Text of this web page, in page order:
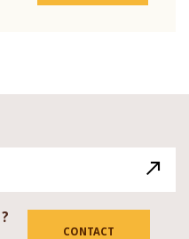
CONTACT